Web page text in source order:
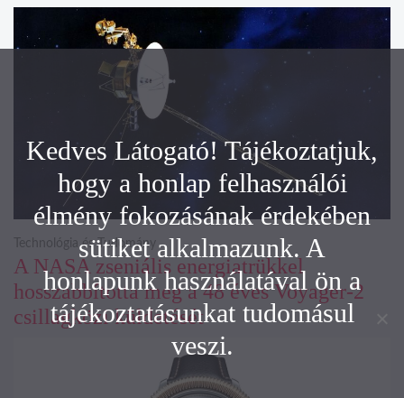
A NASA zseniális energiatrükkel
hosszabbította meg a 48 éves Voyager-2
csillagközi küldetését
Technológia és Tudomány
Kedves Látogató! Tájékoztatjuk,
hogy a honlap felhasználói
élmény fokozásának érdekében
sütiket alkalmazunk. A
honlapunk használatával ön a
tájékoztatásunkat tudomásul
veszi.